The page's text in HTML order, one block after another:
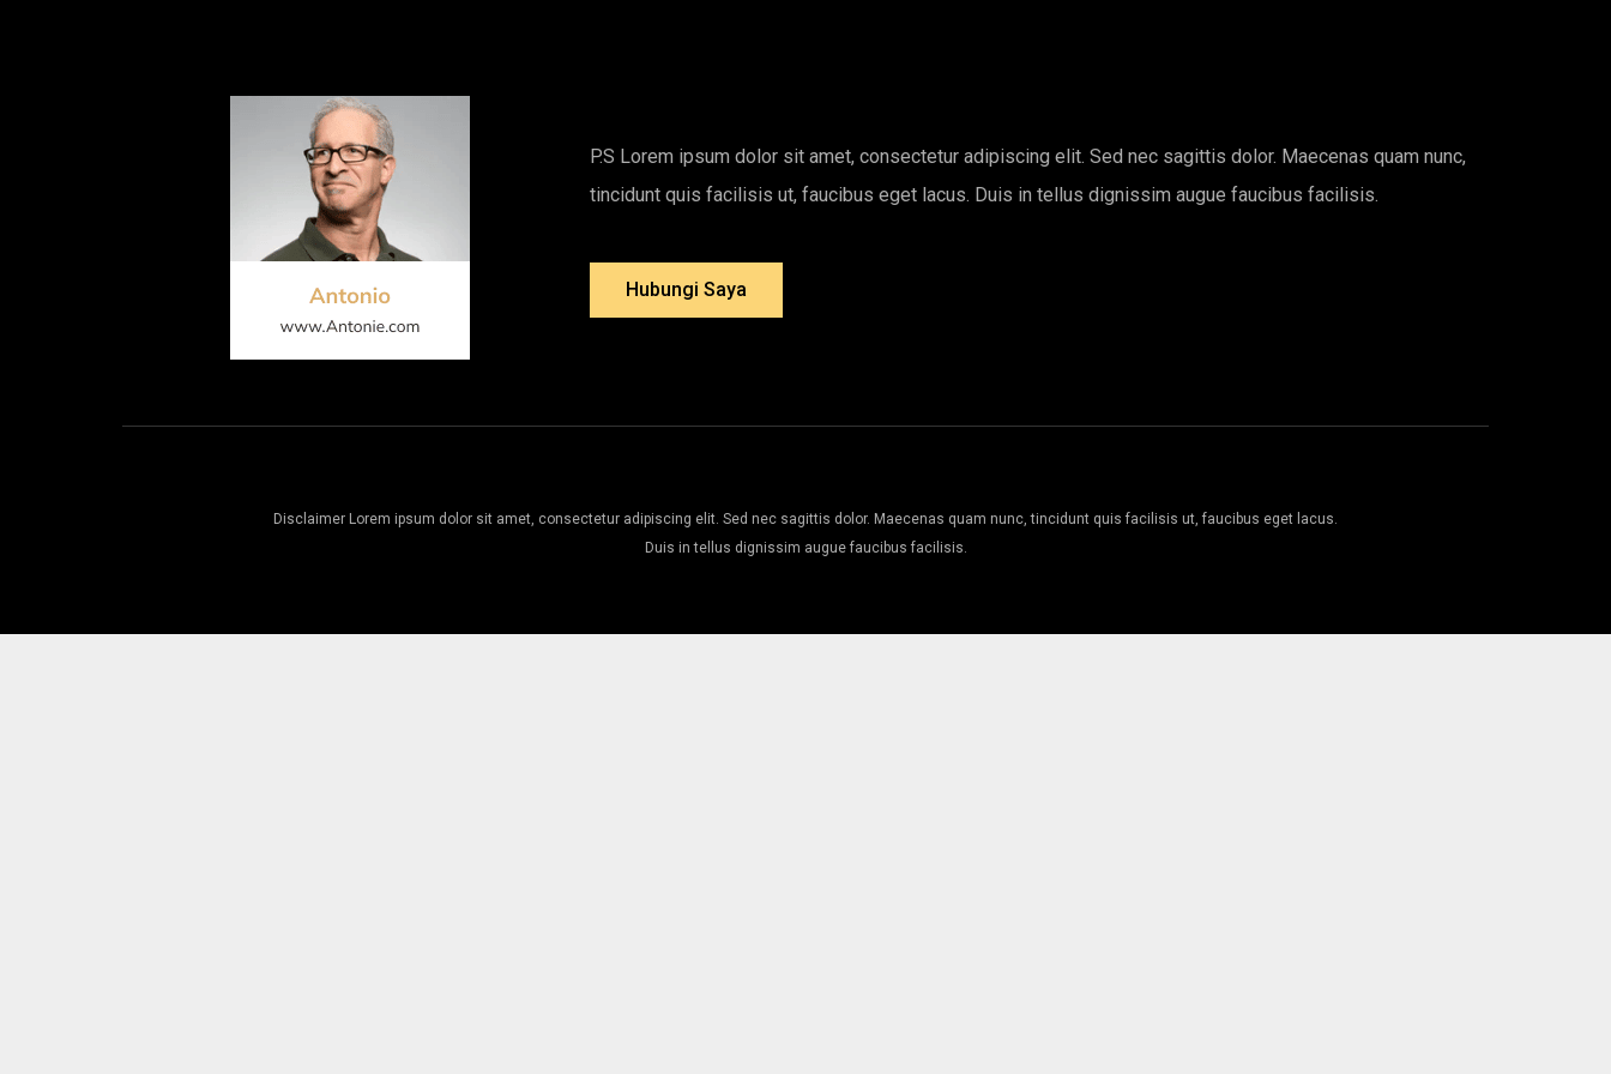
P.S Lorem ipsum dolor sit amet, consectetur adipiscing elit. Sed nec sagittis dolor. Maecenas quam nunc,
tincidunt quis facilisis ut, faucibus eget lacus. Duis in tellus dignissim augue faucibus facilisis.
Hubungi Saya
Disclaimer Lorem ipsum dolor sit amet, consectetur adipiscing elit. Sed nec sagittis dolor. Maecenas quam nunc, tincidunt quis facilisis ut, faucibus eget lacus.
Duis in tellus dignissim augue faucibus facilisis.